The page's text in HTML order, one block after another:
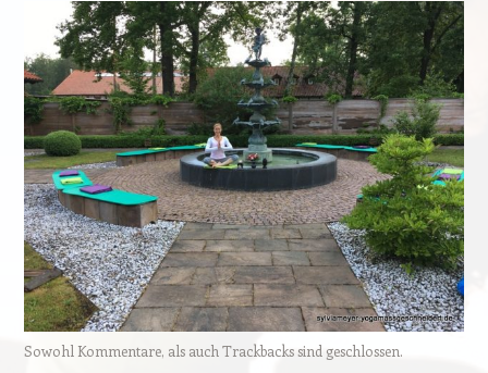
Sowohl Kommentare, als auch Trackbacks sind geschlossen.